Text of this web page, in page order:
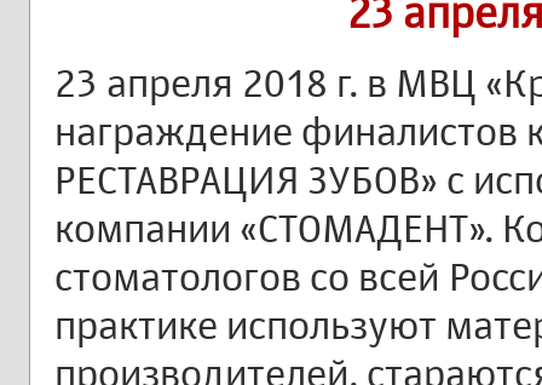
23
23 апреля 2018 г. в МВЦ
награждение финалистов
РЕСТАВРАЦИЯ ЗУБОВ» с
компании «СТОМАДЕНТ».
стоматологов со всей
практике используют
производителей,